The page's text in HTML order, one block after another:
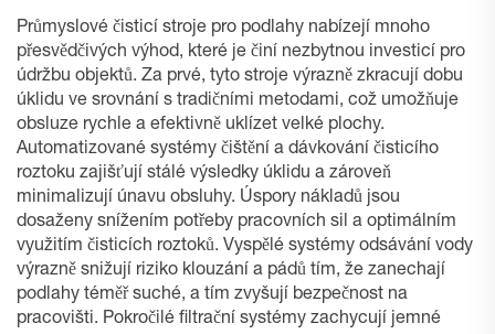
Průmyslové čisticí stroje pro podlahy nabízejí mnoho
přesvědčivých výhod, které je činí nezbytnou investicí pro
údržbu objektů. Za prvé, tyto stroje výrazně zkracují dobu
úklidu ve srovnání s tradičními metodami, což umožňuje
obsluze rychle a efektivně uklízet velké plochy.
Automatizované systémy čištění a dávkování čisticího
roztoku zajišťují stálé výsledky úklidu a zároveň
minimalizují únavu obsluhy. Úspory nákladů jsou
dosaženy snížením potřeby pracovních sil a optimálním
využitím čisticích roztoků. Vyspělé systémy odsávání vody
výrazně snižují riziko klouzání a pádů tím, že zanechají
podlahy téměř suché, a tím zvyšují bezpečnost na
pracovišti. Pokročilé filtrační systémy zachycují jemné